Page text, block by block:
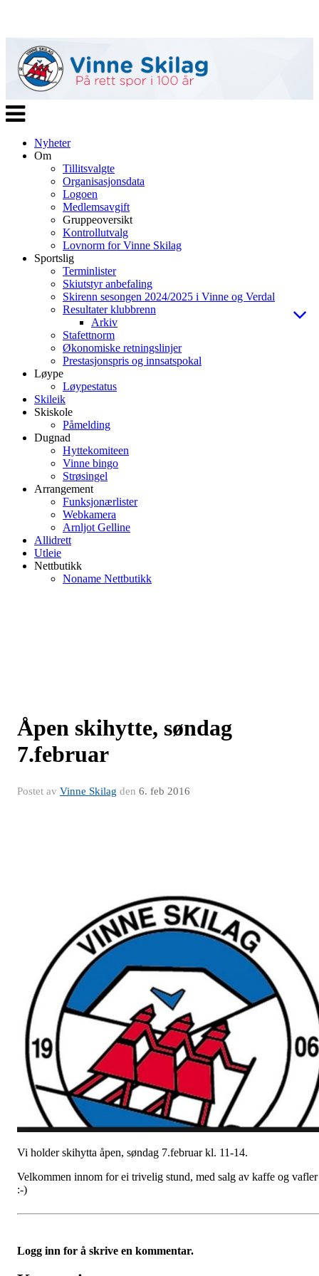
Veksle
navigasjon
Nyheter
Om
Tillitsvalgte
Organisasjonsdata
Logoen
Medlemsavgift
Gruppeoversikt
Kontrollutvalg
Lovnorm for Vinne Skilag
Sportslig
Terminlister
Skiutstyr anbefaling
Skirenn sesongen 2024/2025 i Vinne og Verdal
Resultater klubbrenn
Arkiv
Stafettnorm
Økonomiske retningslinjer
Prestasjonspris og innsatspokal
Løype
Løypestatus
Skileik
Skiskole
Påmelding
Dugnad
Hyttekomiteen
Vinne bingo
Strøsingel
Arrangement
Funksjonærlister
Webkamera
Arnljot Gelline
Allidrett
Utleie
Nettbutikk
Noname Nettbutikk
Åpen skihytte, søndag
7.februar
Postet av Vinne Skilag den 6. feb 2016
Vi holder skihytta åpen, søndag 7.februar kl. 11-14.
Velkommen innom for ei trivelig stund, med salg av kaffe og vafler
:-)
Logg inn for å skrive en kommentar.